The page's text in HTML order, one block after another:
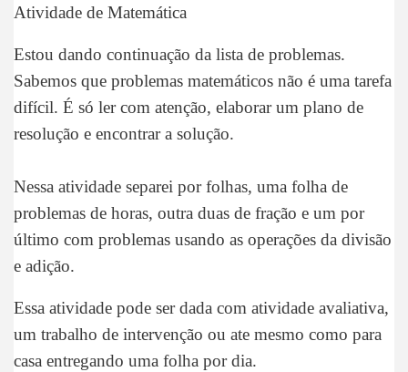
Atividade de Matemática
Estou dando continuação da lista de problemas.
Sabemos que problemas matemáticos não é uma tarefa
difícil. É só ler com atenção, elaborar um plano de
resolução e encontrar a solução.
Nessa atividade separei por folhas, uma folha de
problemas de horas, outra duas de fração e um por
último com problemas usando as operações da divisão
e adição.
Essa atividade pode ser dada com atividade avaliativa,
um trabalho de intervenção ou ate mesmo como para
casa entregando uma folha por dia.